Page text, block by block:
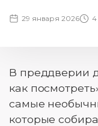
29 января 2026 4
В преддверии
как
самые
которые